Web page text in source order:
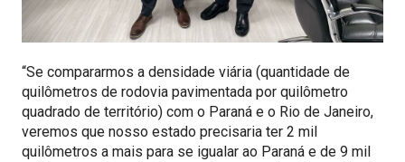
“Se compararmos a densidade viária (quantidade de
quilômetros de rodovia pavimentada por quilômetro
quadrado de território) com o Paraná e o Rio de Janeiro,
veremos que nosso estado precisaria ter 2 mil
quilômetros a mais para se igualar ao Paraná e de 9 mil